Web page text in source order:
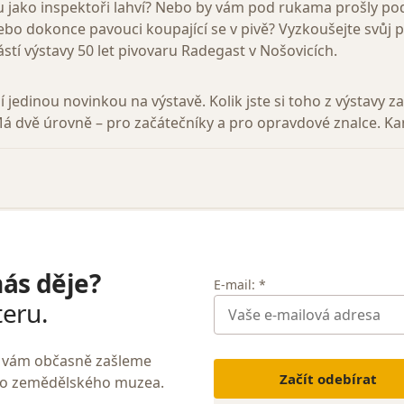
jako inspektoři lahví? Nebo by vám pod rukama prošly
dokonce pavouci koupající se v pivě? Vyzkoušejte svůj
výstavy 50 let pivovaru Radegast v Nošovicích.
novinkou na výstavě. Kolik jste si toho z výstavy
dvě úrovně – pro začátečníky a pro opravdové znalce.
děje?
občasně zašleme
zemědělského muzea.
E-mail: *
Začít odebírat